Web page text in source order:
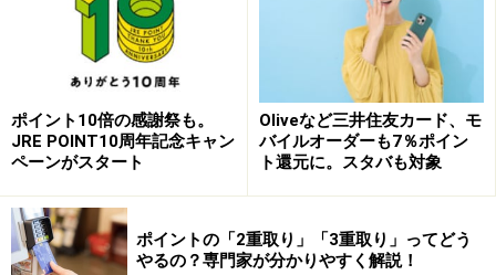
（出典：株式会社オズビジョン）
今回の調査はウエル活に焦点を当てていますが、背景に
あるのは「節約の工夫をどのように生活に取り入れる
か」という大きなテーマといえます。食費や光熱費、通
ポイント10倍の感謝祭も。
JRE POINT10周年記念キャン
ペーンがスタート
Oliveなど三井住友カード、モ
バイルオーダーも7％ポイン
ト還元に。スタバも対象
ポイントの「2重取り」「3重取り」ってどう
やるの？専門家が分かりやすく解説！